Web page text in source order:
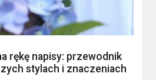
rękę napisy: przewodnik
stylach i znaczeniach